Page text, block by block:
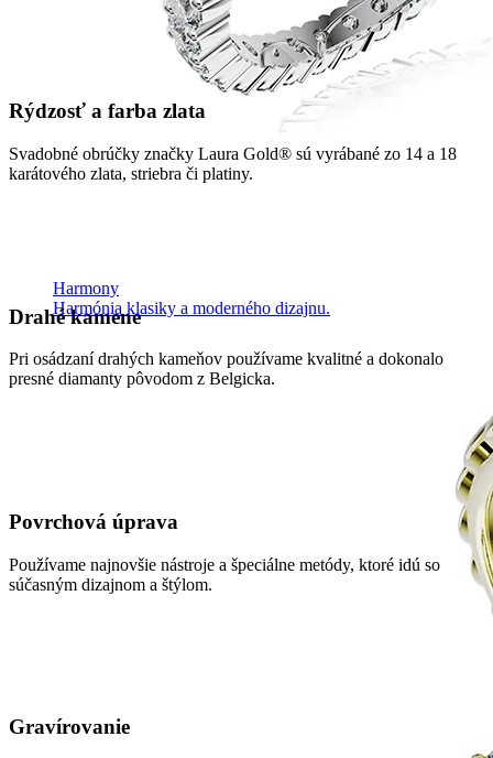
Harmony
Harmónia klasiky a moderného dizajnu.
Rýdzosť a farba zlata
Svadobné obrúčky značky Laura Gold® sú vyrábané zo 14 a 18
karátového zlata, striebra či platiny.
Drahé kamene
Pri osádzaní drahých kameňov používame kvalitné a dokonalo
presné diamanty pôvodom z Belgicka.
Povrchová úprava
Používame najnovšie nástroje a špeciálne metódy, ktoré idú so
súčasným dizajnom a štýlom.
Gravírovanie